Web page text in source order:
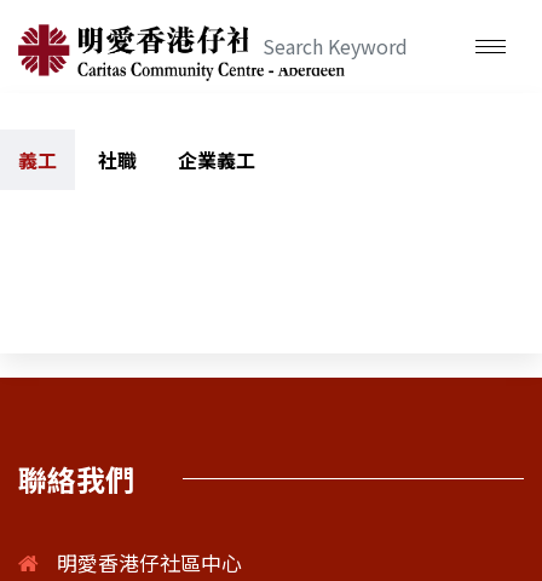
義工 社職 企業義工
聯絡我們
明愛香港仔社區中心